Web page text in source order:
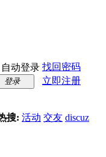
自动登录 找回密码
登录
立即注册
搜: 活动 交友 discuz